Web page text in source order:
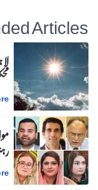
Articles